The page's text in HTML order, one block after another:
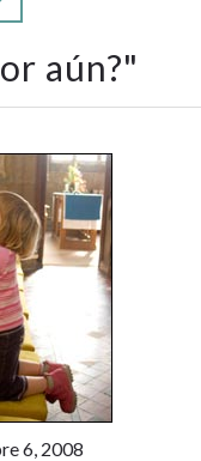
aún?"
6, 2008